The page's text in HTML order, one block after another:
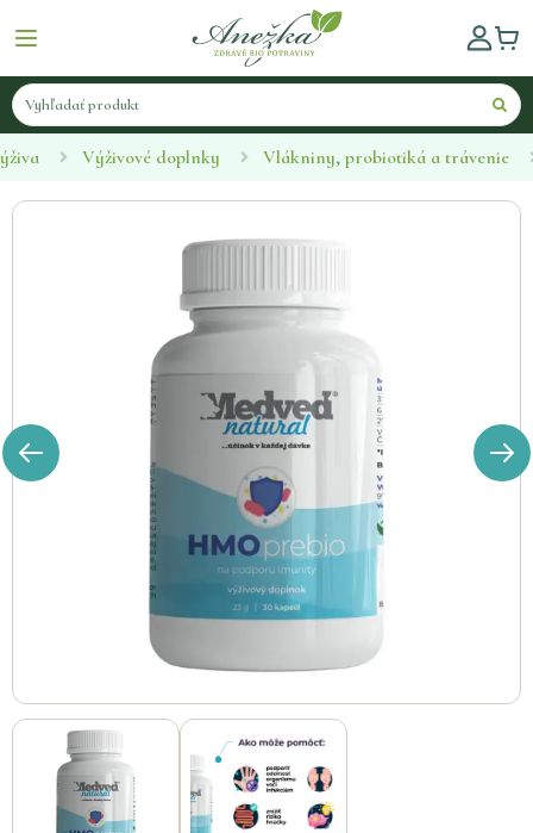
Výživové doplnky Vlákniny, probiotiká a trávenie